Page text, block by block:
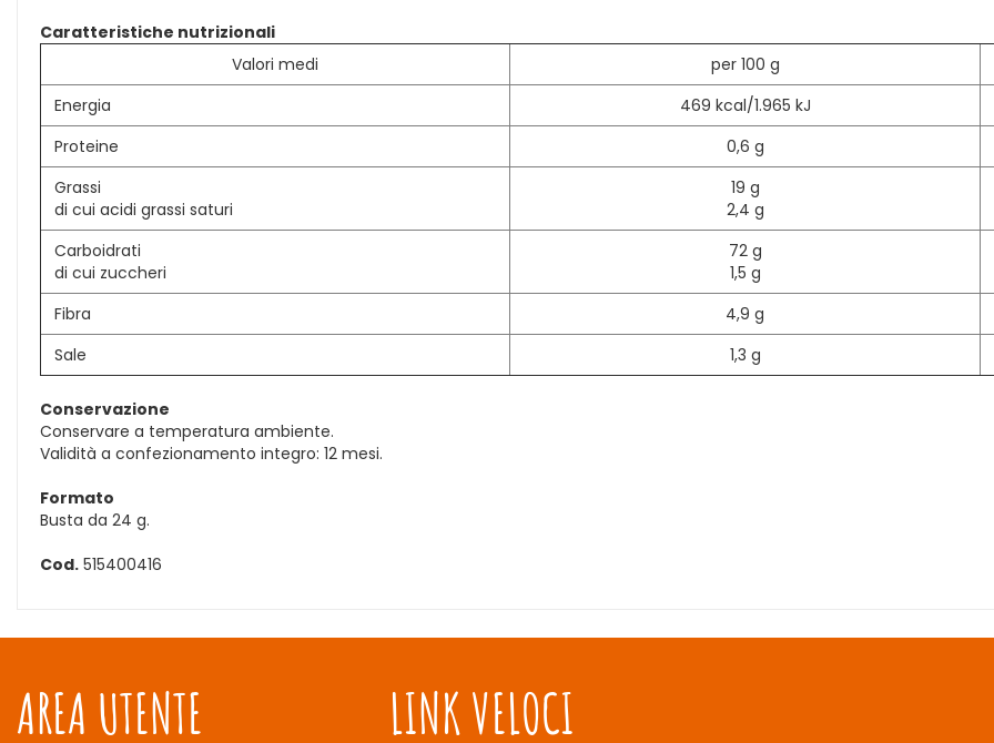
Caratteristiche nutrizionali
Valori medi
per 100 g
Energia
469 kcal/1.965 kJ
Proteine
0,6 g
Grassi
di cui acidi grassi saturi
19 g
2,4 g
Carboidrati
di cui zuccheri
72 g
1,5 g
Fibra
4,9 g
Sale
1,3 g
Conservazione
Conservare a temperatura ambiente.
Validità a confezionamento integro: 12 mesi.
Formato
Busta da 24 g.
Cod. 515400416
AREA UTENTE LINK VELOCI